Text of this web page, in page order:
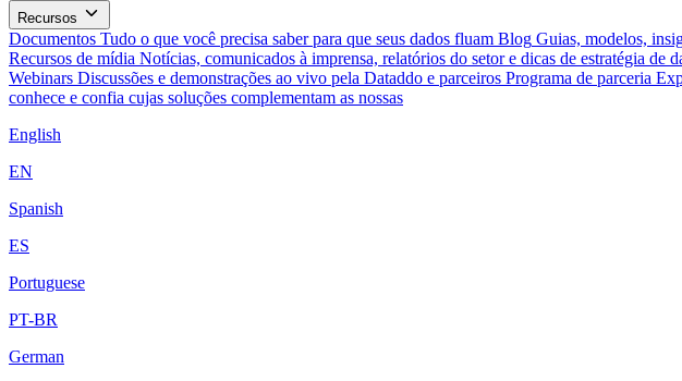
Recursos
Documentos Tudo o que você precisa saber para que seus dados fluam Blog Guias, modelos,
Recursos de mídia Notícias, comunicados à imprensa, relatórios do setor e dicas de estratégia de
Webinars Discussões e demonstrações ao vivo pela Dataddo e parceiros Programa de parceria
conhece e confia cujas soluções complementam as nossas
English
EN
Spanish
ES
Portuguese
PT-BR
German